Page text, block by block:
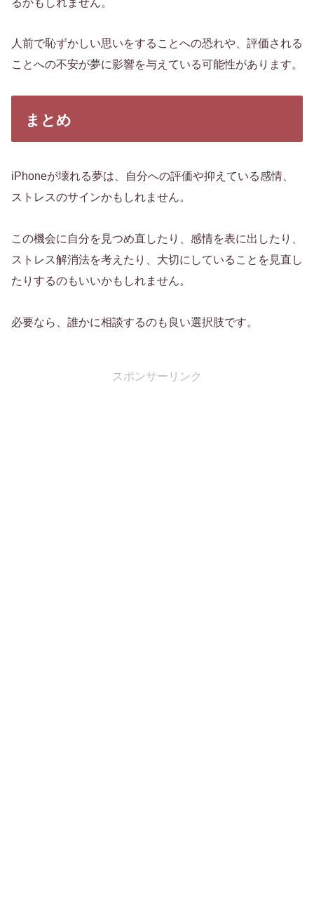
人前で恥ずかしい思いをすることへの恐れや、評価される
ことへの不安が夢に影響を与えている可能性があります。
まとめ
iPhoneが壊れる夢は、自分への評価や抑えている感情、
ストレスのサインかもしれません。
この機会に自分を見つめ直したり、感情を表に出したり、
ストレス解消法を考えたり、大切にしていることを見直し
たりするのもいいかもしれません。
必要なら、誰かに相談するのも良い選択肢です。
スポンサーリンク